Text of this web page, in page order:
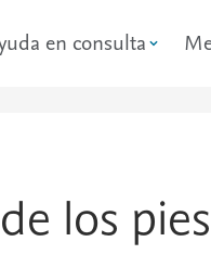
en consulta
los pies